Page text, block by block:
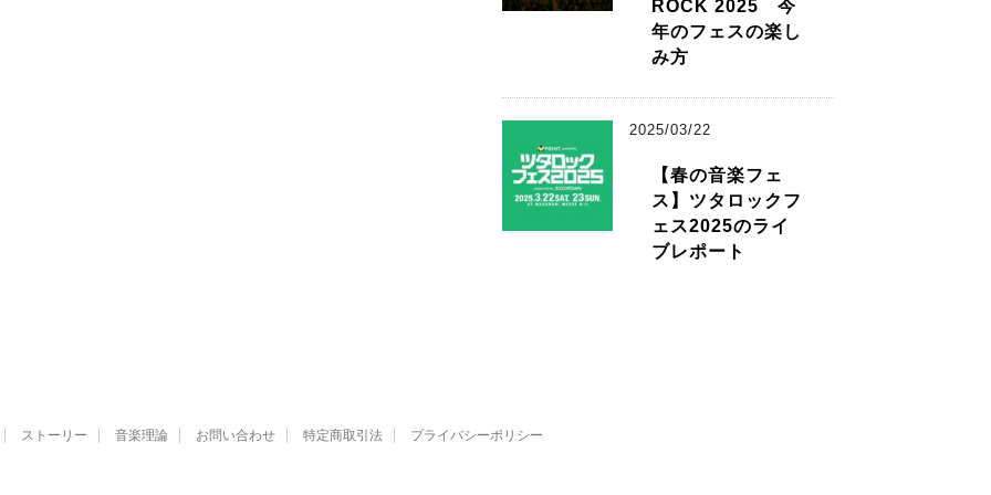
ROCK 2025 今
年のフェスの楽し
み方
2025/03/22
【春の音楽フェ
ス】ツタロックフ
ェス2025のライ
ブレポート
ストーリー 音楽理論 お問い合わせ 特定商取引法 プライバシーポリシー